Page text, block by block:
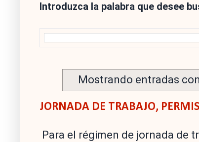
Introduzca la palabra que desee
Mostrando entradas
JORNADA DE TRABAJO,
Para el régimen de jornada de